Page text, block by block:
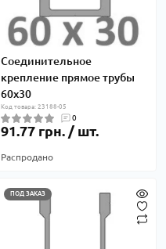
Соединительное
крепление прямое трубы
60х30
Код товара: 23188-05
0
91.77 грн. / шт.
Распродано
ПОД ЗАКАЗ